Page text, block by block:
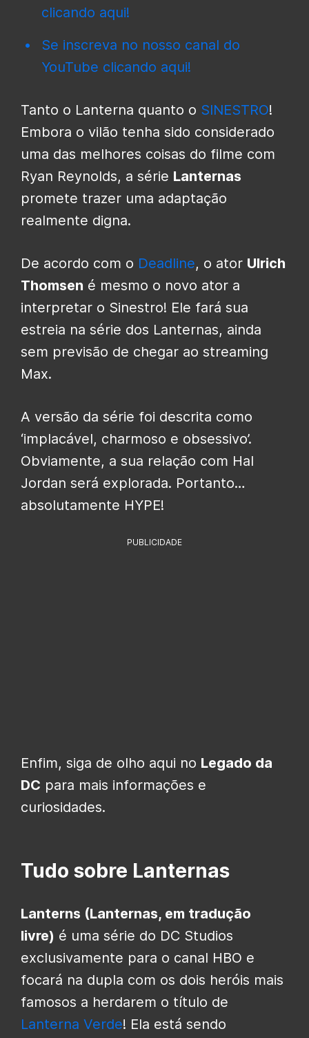
clicando aqui!
Se inscreva no nosso canal do
YouTube clicando aqui!
Tanto o Lanterna quanto o SINESTRO!
Embora o vilão tenha sido considerado
uma das melhores coisas do filme com
Ryan Reynolds, a série Lanternas
promete trazer uma adaptação
realmente digna.
De acordo com o Deadline, o ator Ulrich
Thomsen é mesmo o novo ator a
interpretar o Sinestro! Ele fará sua
estreia na série dos Lanternas, ainda
sem previsão de chegar ao streaming
Max.
A versão da série foi descrita como
‘implacável, charmoso e obsessivo’.
Obviamente, a sua relação com Hal
Jordan será explorada. Portanto…
absolutamente HYPE!
PUBLICIDADE
Enfim, siga de olho aqui no Legado da
DC para mais informações e
curiosidades.
Tudo sobre Lanternas
Lanterns (Lanternas, em tradução
livre) é uma série do DC Studios
exclusivamente para o canal HBO e
focará na dupla com os dois heróis mais
famosos a herdarem o título de
Lanterna Verde! Ela está sendo